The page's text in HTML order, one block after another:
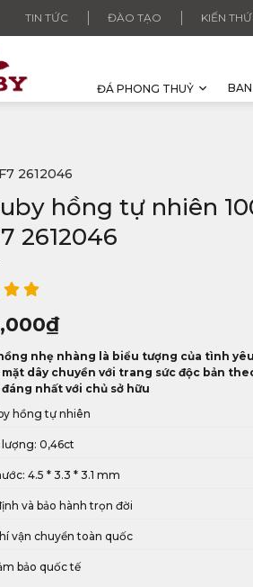
TIN TỨC ĐÀO TẠO KIẾN
ĐÁ PHONG THUỶ
2612046
hồng tự nhiên
2612046
₫
nhẹ nhàng là biểu tượng của tình
dây chuyền với trang sức độc bản
nhất với chủ sở hữu
hồng tự nhiên
0,46ct
4.5 * 3.3 * 3.1 mm
và bảo hành trọn đời
vận chuyển toàn quốc
bảo quốc tế